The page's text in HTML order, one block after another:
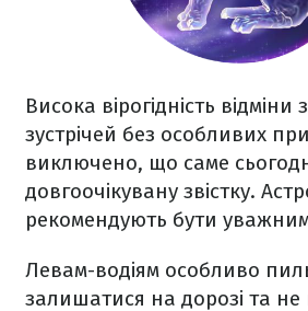
Висока вірогідність
зустрічей без особливих
виключено, що саме
довгоочікувану звістку.
рекомендують бути
Левам-водіям особливо
залишатися на дорозі та